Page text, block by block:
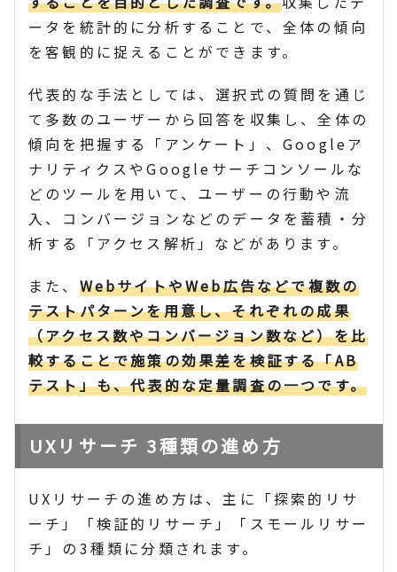
ータを統計的に分析することで、全体の傾向
を客観的に捉えることができます。
代表的な手法としては、選択式の質問を通じ
て多数のユーザーから回答を収集し、全体の
傾向を把握する「アンケート」、Googleア
ナリティクスやGoogleサーチコンソールな
どのツールを用いて、ユーザーの行動や流
入、コンバージョンなどのデータを蓄積・分
析する「アクセス解析」などがあります。
また、 WebサイトやWeb広告などで複数の
テストパターンを用意し、それぞれの成果
（アクセス数やコンバージョン数など）を比
較することで施策の効果差を検証する「AB
テスト」も、代表的な定量調査の一つです。
UXリサーチ 3種類の進め方
UXリサーチの進め方は、主に「探索的リサ
ーチ」「検証的リサーチ」「スモールリサー
チ」の3種類に分類されます。